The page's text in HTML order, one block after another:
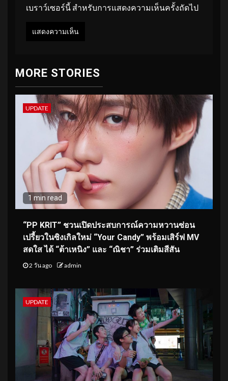
เบราว์เซอร์นี้ สำหรับการแสดงความเห็นครั้งถัดไป
MORE STORIES
UPDATE
1 min read
“PP KRIT” ชวนเปิดประสบการณ์ความหวานซ่อน
เปรี้ยวในซิงเกิลใหม่ “Your Candy” พร้อมเสิร์ฟ MV
สดใส ได้ “ต้าเหนิง” และ “ณิชา” ร่วมเติมสีสัน
2 วัน ago admin
UPDATE